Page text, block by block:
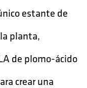
estante de
planta,
de plomo-ácido
crear una